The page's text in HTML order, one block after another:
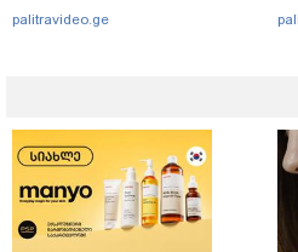
palitravideo.ge